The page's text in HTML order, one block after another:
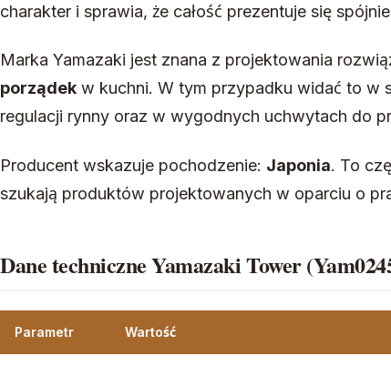
charakter i sprawia, że całość prezentuje się
Marka Yamazaki jest znana z projektowania
porządek w kuchni. W tym przypadku widać to w
regulacji rynny oraz w wygodnych uchwytach do
Producent wskazuje pochodzenie: Japonia. To
szukają produktów projektowanych w oparciu o
Dane techniczne Yamazaki Tower
Parametr Wartość